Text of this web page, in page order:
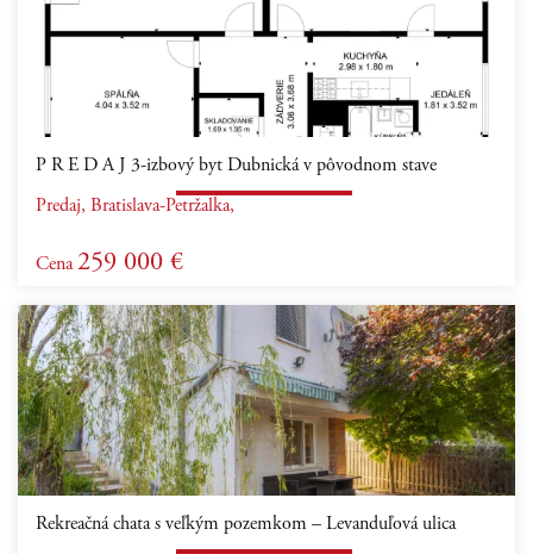
P R E D A J 3-izbový byt Dubnická v pôvodnom stave
Predaj, Bratislava-Petržalka,
Cena259 000 €
Rekreačná chata s veľkým pozemkom – Levanduľová ulica